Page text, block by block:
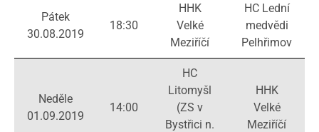
Pátek
30.08.2019
18:30
HHK
Velké
Meziříčí
HC Lední
medvědi
Pelhřimov
Neděle
01.09.2019
14:00
HC
Litomyšl
(ZS v
Bystřici n.
HHK
Velké
Meziříčí